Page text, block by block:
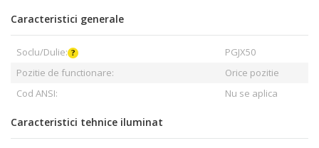
Caracteristici generale
Soclu/Dulie:
PGJX50
Pozitie de functionare:
Orice pozitie
Cod ANSI:
Nu se aplica
Caracteristici tehnice iluminat